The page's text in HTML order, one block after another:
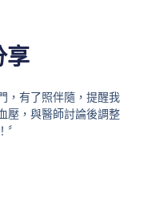
享
，有了照伴隨，提醒我
壓，與醫師討論後調整